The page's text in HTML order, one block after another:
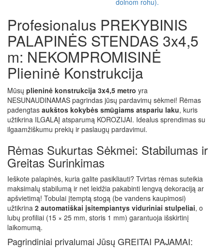
Profesionalus PREKYBINIS
PALAPINĖS STENDAS 3x4,5
m: NEKOMPROMISINĖ
Plieninė Konstrukcija
Mūsų plieninė konstrukcija 3x4,5 metro yra
NESUNAUDINAMAS pagrindas jūsų pardavimų sėkmei! Rėmas
padengtas aukštos kokybės smūgiams atspariu laku, kuris
užtikrina ILGALAĮ atsparumą KOROZIJAI. Idealus sprendimas su
ilgaamžiškumu prekių ir paslaugų pardavimui.
Rėmas Sukurtas Sėkmei: Stabilumas ir
Greitas Surinkimas
Ieškote palapinės, kuria galite pasikliauti? Tvirtas rėmas suteikia
maksimalų stabilumą ir net leidžia pakabinti lengvą dekoraciją ar
apšvietimą! Tobulai įtemptą stogą (be vandens kaupimosi)
užtikrina 2 automatiškai įsitempiantys viduriniai stulpeliai, o
lubų profiliai (15 × 25 mm, storis 1 mm) garantuoja išskirtinį
laikomumą.
Pagrindiniai privalumai Jūsų GREITAI PAJAMAI: